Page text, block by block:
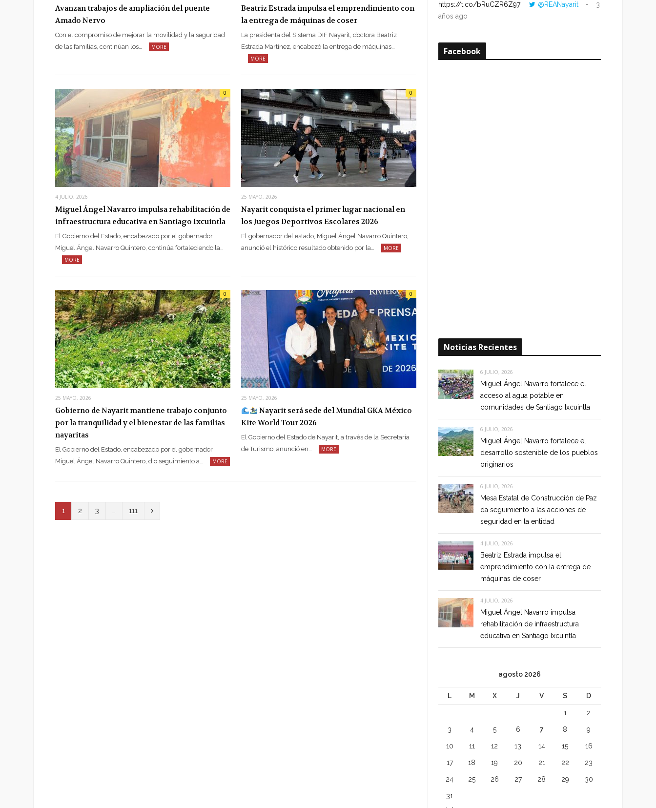
Avanzan trabajos de ampliación del puente
Amado Nervo
Con el compromiso de mejorar la movilidad y la seguridad
de las familias, continúan los…
MORE
Beatriz Estrada impulsa el emprendimiento con
la entrega de máquinas de coser
La presidenta del Sistema DIF Nayarit, doctora Beatriz
Estrada Martínez, encabezó la entrega de máquinas…
MORE
4 JULIO, 2026
0
Miguel Ángel Navarro impulsa rehabilitación de
infraestructura educativa en Santiago Ixcuintla
El Gobierno del Estado, encabezado por el gobernador
Miguel Ángel Navarro Quintero, continúa fortaleciendo la…
MORE
25 MAYO, 2026
0
Nayarit conquista el primer lugar nacional en
los Juegos Deportivos Escolares 2026
El gobernador del estado, Miguel Ángel Navarro Quintero,
anunció el histórico resultado obtenido por la…
MORE
25 MAYO, 2026
0
Gobierno de Nayarit mantiene trabajo conjunto
por la tranquilidad y el bienestar de las familias
nayaritas
El Gobierno del Estado, encabezado por el gobernador
Miguel Ángel Navarro Quintero, dio seguimiento a…
MORE
25 MAYO, 2026
0
Nayarit será sede del Mundial GKA México
Kite World Tour 2026
El Gobierno del Estado de Nayarit, a través de la Secretaría
de Turismo, anunció en…
MORE
1 2 3 … 111
N
https://t.co/bRuCZR6Z97
@REANayarit
3
años ago
Facebook
Noticias Recientes
6 JULIO, 2026
Miguel Ángel Navarro fortalece el
acceso al agua potable en
comunidades de Santiago Ixcuintla
6 JULIO, 2026
Miguel Ángel Navarro fortalece el
desarrollo sostenible de los pueblos
originarios
6 JULIO, 2026
Mesa Estatal de Construcción de Paz
da seguimiento a las acciones de
seguridad en la entidad
4 JULIO, 2026
Beatriz Estrada impulsa el
emprendimiento con la entrega de
máquinas de coser
4 JULIO, 2026
Miguel Ángel Navarro impulsa
rehabilitación de infraestructura
educativa en Santiago Ixcuintla
agosto 2026
L M X J V S D
1 2
3 4 5 6 7 8 9
10 11 12 13 14 15 16
17 18 19 20 21 22 23
24 25 26 27 28 29 30
31